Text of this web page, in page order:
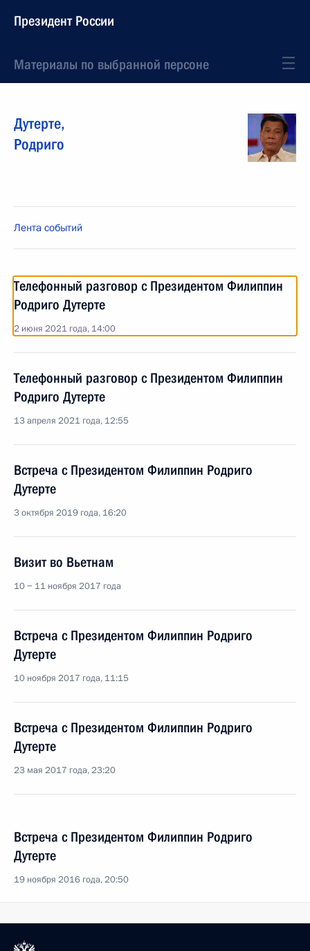
Президент России
Материалы по выбранной персоне
Дутерте,
Родриго
Лента событий
Телефонный разговор с Президентом Филиппин
Родриго Дутерте
2 июня 2021 года, 14:00
Телефонный разговор с Президентом Филиппин
Родриго Дутерте
13 апреля 2021 года, 12:55
Встреча с Президентом Филиппин Родриго
Дутерте
3 октября 2019 года, 16:20
Визит во Вьетнам
10 − 11 ноября 2017 года
Встреча с Президентом Филиппин Родриго
Дутерте
10 ноября 2017 года, 11:15
Встреча с Президентом Филиппин Родриго
Дутерте
23 мая 2017 года, 23:20
Встреча с Президентом Филиппин Родриго
Дутерте
19 ноября 2016 года, 20:50